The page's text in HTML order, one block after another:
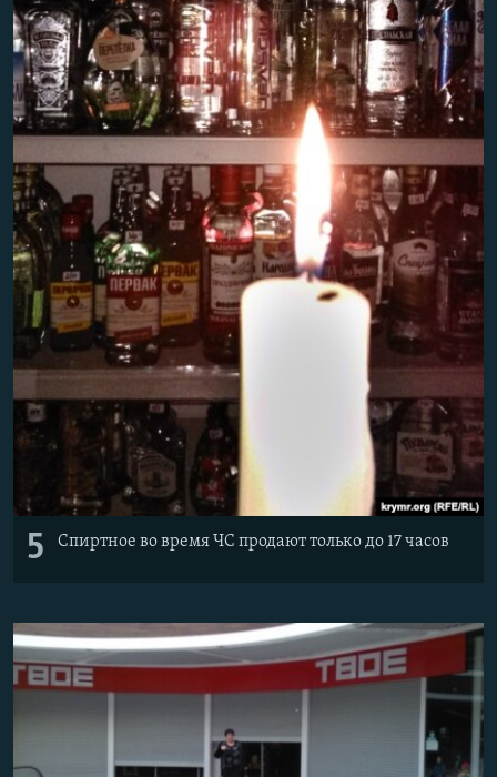
5 Спиртное во время ЧС продают только до 17 часов